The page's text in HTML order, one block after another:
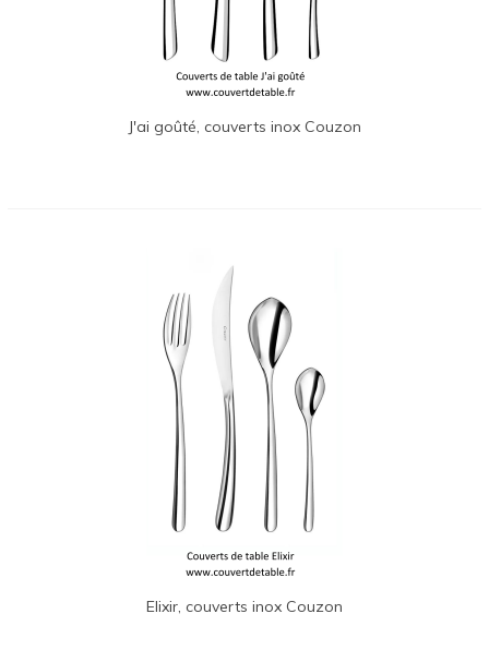
J'ai goûté, couverts inox Couzon
Elixir, couverts inox Couzon